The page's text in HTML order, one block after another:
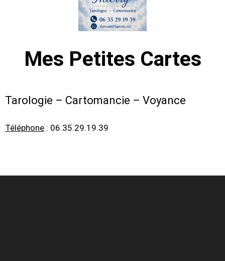
Mes Petites Cartes
Tarologie – Cartomancie – Voyance
Téléphone : 06.35.29.19.39